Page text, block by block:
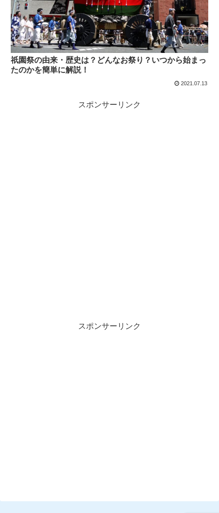
祇園祭の由来・歴史は？どんなお祭り？いつから始まっ
たのかを簡単に解説！
2021.07.13
スポンサーリンク
スポンサーリンク